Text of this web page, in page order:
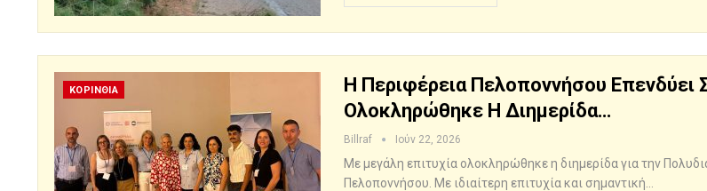
ΚΟΡΙΝΘΙΑ
Η Περιφέρεια Πελοποννήσου Επενδύει
Ολοκληρώθηκε Η Διημερίδα…
Billraf Ιούν 22, 2026
Με μεγάλη επιτυχία ολοκληρώθηκε η διημερίδα για την
Πελοποννήσου. Με ιδιαίτερη επιτυχία και σημαντική…